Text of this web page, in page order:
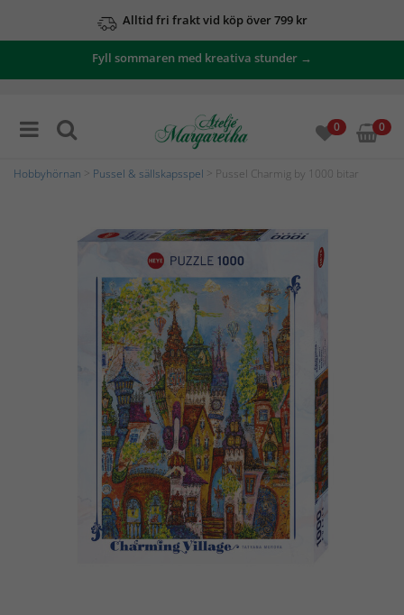
Alltid fri frakt vid köp över 799 kr
Fyll sommaren med kreativa stunder →
0 0
Hobbyhörnan Pussel & sällskapsspel > Pussel Charmig by 1000 bitar